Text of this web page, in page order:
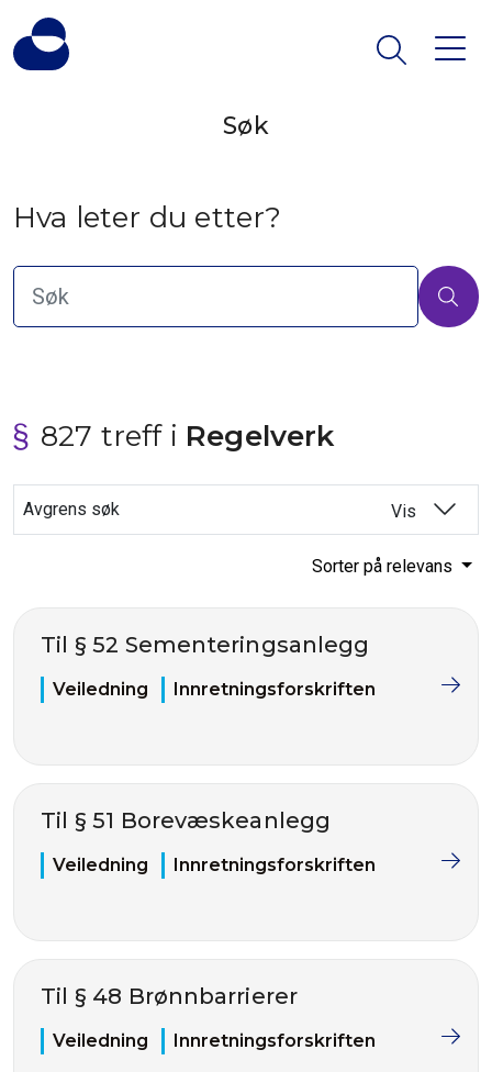
Søk
Hva leter du etter?
827 treff i Regelverk
Avgrens søk Vis
Sorter på relevans
Til § 52 Sementeringsanlegg
Veiledning Innretningsforskriften
Til § 51 Borevæskeanlegg
Veiledning Innretningsforskriften
Til § 48 Brønnbarrierer
Veiledning Innretningsforskriften